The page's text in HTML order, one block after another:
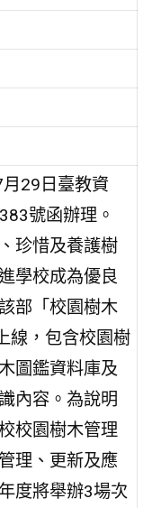
29日臺教資
號函辦理。
珍惜及養護樹
學校成為優良
部「校園樹木
線，包含校園樹
圖鑑資料庫及
內容。為說明
校園樹木管理
理、更新及應
度將舉辦3場次